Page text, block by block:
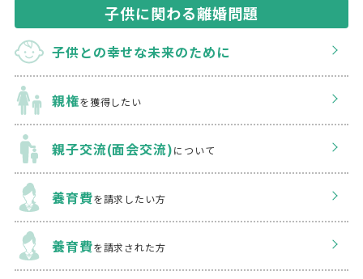
子供に関わる離婚問題
子供との幸せな未来のために
親権を獲得したい
親子交流(面会交流)について
養育費を請求したい方
養育費を請求された方